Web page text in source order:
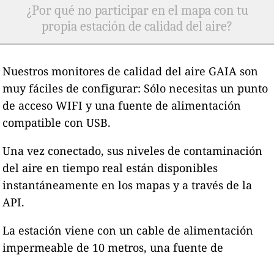
¿Por qué no participar en el mapa con tu
propia estación de calidad del aire?
Nuestros monitores de calidad del aire GAIA son
muy fáciles de configurar: Sólo necesitas un punto
de acceso WIFI y una fuente de alimentación
compatible con USB.
Una vez conectado, sus niveles de contaminación
del aire en tiempo real están disponibles
instantáneamente en los mapas y a través de la
API.
La estación viene con un cable de alimentación
impermeable de 10 metros, una fuente de